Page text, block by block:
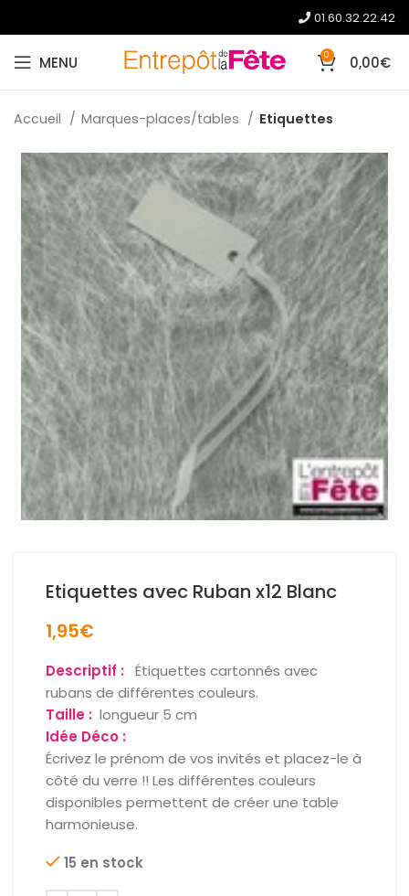
01.60.32.22.42
MENU 0 0,00€
Accueil Marques-places/tables Etiquettes
Etiquettes avec Ruban x12 Blanc
1,95€
Descriptif : Étiquettes cartonnés avec
rubans de différentes couleurs.
Taille : longueur 5 cm
Idée Déco :
Écrivez le prénom de vos invités et placez-le à
côté du verre !! Les différentes couleurs
disponibles permettent de créer une table
harmonieuse.
15 en stock